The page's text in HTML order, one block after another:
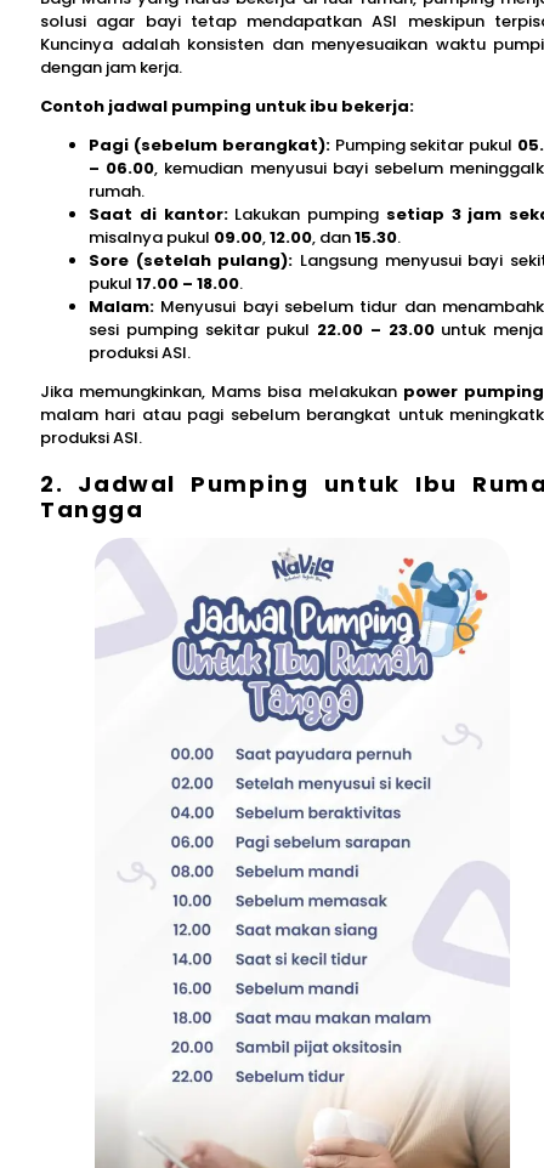
solusi agar bayi tetap mendapatkan ASI meskipun
Kuncinya adalah konsisten dan menyesuaikan waktu
dengan jam kerja.
Contoh jadwal pumping untuk ibu bekerja:
Pagi (sebelum berangkat):Pumping sekitar pukul
– 06.00, kemudian menyusui bayi sebelum
rumah.
Saat di kantor:Lakukan pumping setiap 3 jam
misalnya pukul 09.00,12.00, dan15.30.
Sore (setelah pulang): Langsung menyusui bayi
pukul 17.00 – 18.00.
Malam: Menyusui bayi sebelum tidur dan
sesi pumping sekitar pukul 22.00 – 23.00untuk
produksi ASI.
Jika memungkinkan, Mams bisa melakukan power pumping
malam hari atau pagi sebelum berangkat untuk
produksi ASI.
2. Jadwal Pumping untuk Ibu
Tangga